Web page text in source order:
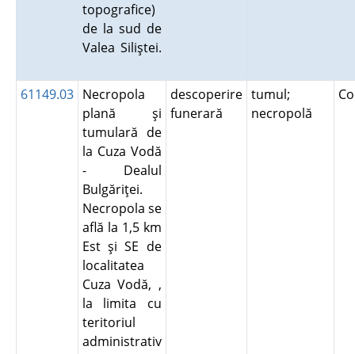
topografice)
de la sud de
Valea Siliştei.
61149.03 Necropola
plană şi
tumulară de
la Cuza Vodă
- Dealul
Bulgăriţei.
Necropola se
află la 1,5 km
Est şi SE de
localitatea
Cuza Vodă, ,
la limita cu
teritoriul
administrativ
descoperire
funerară
tumul;
necropolă